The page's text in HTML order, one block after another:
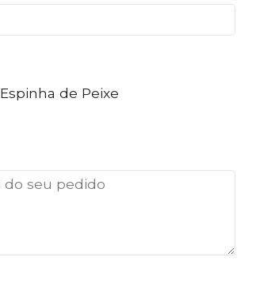
Espinha de Peixe